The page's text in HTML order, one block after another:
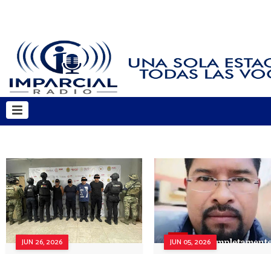
JUN 26, 2026 JUN 05, 2026